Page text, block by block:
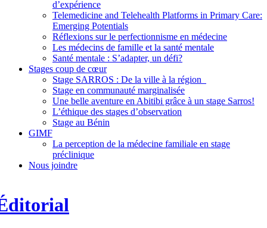
d’expérience
Telemedicine and Telehealth Platforms in Primary Care:
Emerging Potentials
Réflexions sur le perfectionnisme en médecine
Les médecins de famille et la santé mentale
Santé mentale : S’adapter, un défi?
Stages coup de cœur
Stage SARROS : De la ville à la région
Stage en communauté marginalisée
Une belle aventure en Abitibi grâce à un stage Sarros!
L’éthique des stages d’observation
Stage au Bénin
GIMF
La perception de la médecine familiale en stage
préclinique
Nous joindre